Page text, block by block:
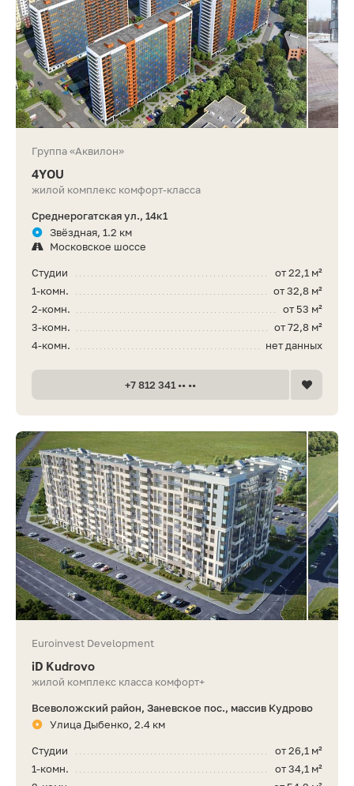
Группа «Аквилон»
4YOU
жилой комплекс комфорт-класса
Среднерогатская ул., 14к1
Звёздная, 1.2 км
Московское шоссе
от 22,1 м²
Студии
от 32,8 м²
1-комн.
от 53 м²
2-комн.
от 72,8 м²
3-комн.
нет данных
4-комн.
+7 812 341 •• ••
Euroinvest Development
iD Kudrovo
жилой комплекс класса комфорт+
Всеволожский район, Заневское пос., массив Кудрово
Улица Дыбенко, 2.4 км
от 26,1 м²
Студии
от 34,1 м²
1-комн.